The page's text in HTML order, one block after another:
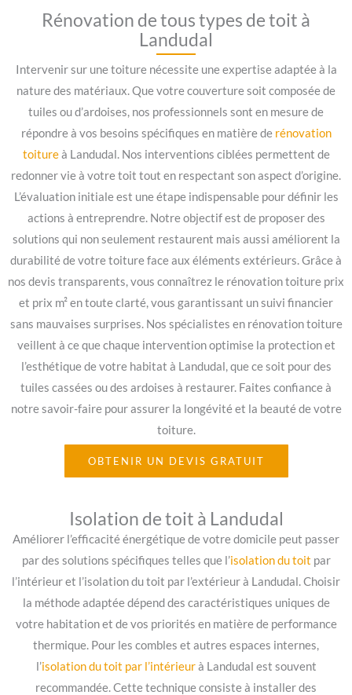
Rénovation de tous types de toit à
Landudal
Intervenir sur une toiture nécessite une expertise adaptée à la
nature des matériaux. Que votre couverture soit composée de
tuiles ou d’ardoises, nos professionnels sont en mesure de
répondre à vos besoins spécifiques en matière de rénovation
toitureà Landudal. Nos interventions ciblées permettent de
redonner vie à votre toit tout en respectant son aspect d’origine.
L’évaluation initiale est une étape indispensable pour définir les
actions à entreprendre. Notre objectif est de proposer des
solutions qui non seulement restaurent mais aussi améliorent la
durabilité de votre toiture face aux éléments extérieurs. Grâce à
nos devis transparents, vous connaîtrez le rénovation toiture prix
et prix m² en toute clarté, vous garantissant un suivi financier
sans mauvaises surprises. Nos spécialistes en rénovation toiture
veillent à ce que chaque intervention optimise la protection et
l’esthétique de votre habitat à Landudal, que ce soit pour des
tuiles cassées ou des ardoises à restaurer. Faites confiance à
notre savoir-faire pour assurer la longévité et la beauté de votre
toiture.
OBTENIR UN DEVIS GRATUIT
Isolation de toit à Landudal
Améliorer l’efficacité énergétique de votre domicile peut passer
par des solutions spécifiques telles que l’isolation du toit par
l’intérieur et l’isolation du toit par l’extérieur à Landudal. Choisir
la méthode adaptée dépend des caractéristiques uniques de
votre habitation et de vos priorités en matière de performance
thermique. Pour les combles et autres espaces internes,
l’isolation du toit par l’intérieurà Landudal est souvent
recommandée. Cette technique consiste à installer des